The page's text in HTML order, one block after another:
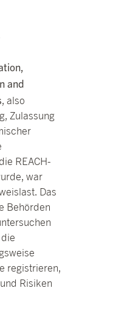
and
, also
Zulassung
REACH-
war
Das
Behörden
registrieren,
Risiken